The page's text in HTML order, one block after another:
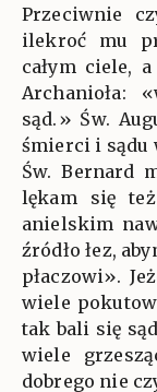
Przeciwnie
ilekroć mu
całym ciele,
Archanioła:
sąd.» Św.
śmierci i sądu
Św. Bernard
lękam się też
anielskim
źródło łez,
płaczowi».
wiele
tak bali się
wiele
dobrego nie